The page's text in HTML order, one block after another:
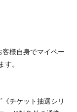
様自身でマイペー
。
チケット抽選シリ